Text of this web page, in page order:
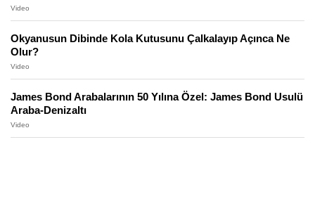
Video
Okyanusun Dibinde Kola Kutusunu Çalkalayıp Açınca Ne
Olur?
Video
James Bond Arabalarının 50 Yılına Özel: James Bond Usulü
Araba-Denizaltı
Video